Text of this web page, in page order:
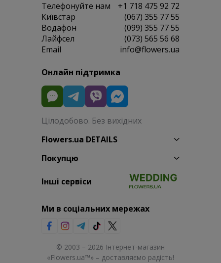
Телефонуйте нам
+1 718 475 92 72
Київстар
(067) 355 77 55
Водафон
(099) 355 77 55
Лайфсел
(073) 565 56 68
Email
info@flowers.ua
Онлайн підтримка
Цілодобово. Без вихідних
Flowers.ua DETAILS
Покупцю
Інші сервіси
Ми в соціальних мережах
© 2003 – 2026 Інтернет-магазин
«Flowers.ua™» – доставляємо радість!